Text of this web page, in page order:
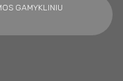
GAMYKLINIU